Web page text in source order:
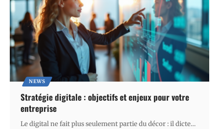
NEWS
Stratégie digitale : objectifs et enjeux pour votre
entreprise
Le digital ne fait plus seulement partie du décor : il dicte…